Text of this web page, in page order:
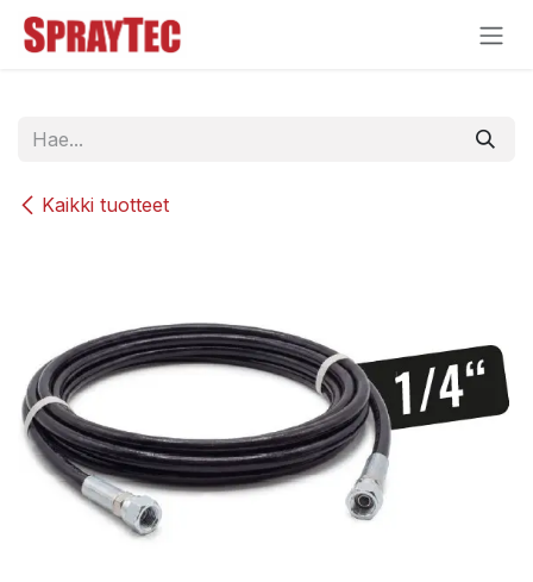
Siirry sisältöön
Kaikki tuotteet